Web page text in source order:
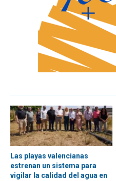
Las playas valencianas
estrenan un sistema para
vigilar la calidad del agua en